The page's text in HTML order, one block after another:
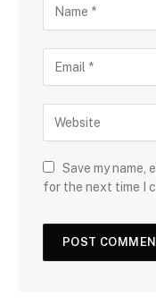
Save my name,
for the next time I